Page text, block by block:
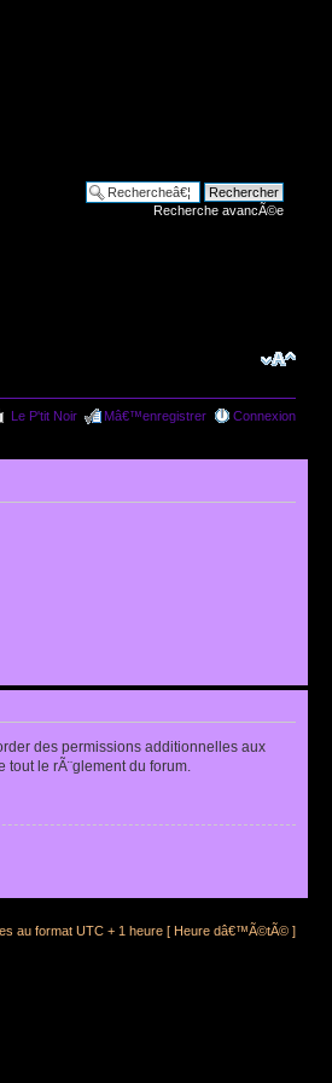
Recherche avancÃ©e
Le P'tit Noir Mâ€™enregistrer Connexion
des permissions additionnelles aux
le rÃ¨glement du forum.
au format UTC + 1 heure [ Heure dâ€™Ã©tÃ© ]